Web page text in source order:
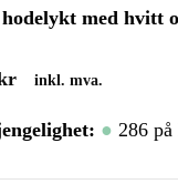
med hvitt
inkl. mva.
286 på